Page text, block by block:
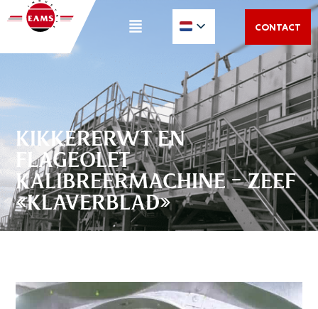
CONTACT
KIKKERERWT EN
FLAGEOLET
KALIBREERMACHINE – ZEEF
«KLAVERBLAD»